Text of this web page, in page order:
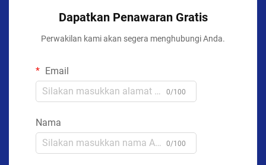
Dapatkan Penawaran Gratis
Perwakilan kami akan segera menghubungi Anda.
Email
0/100
Nama
0/100